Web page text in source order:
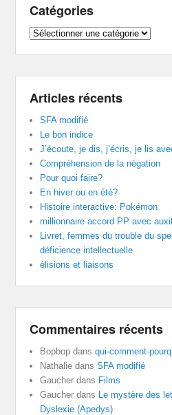
Catégories
Catégories
Articles récents
SFA modifié
Le bon indice
J’écoute, je dis, j’écris, je lis
Compréhension de la négation
Pour quoi faire?
En hiver ou en été?
Histoire interactive: Pokémon
millionnaire accord PP avec
Livret, femmes du trouble du
déficience intellectuelle
élisions et liaisons
Commentaires récents
Bopbop dansqui-comment-
Nathalie dansSFA modifié
Gaucher dans Films
Gaucher dans Le mystère des
Dyslexie (Apedys)